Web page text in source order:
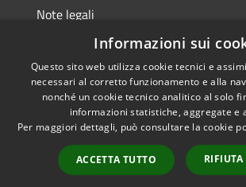
Note legali
Dichiarazione di accessibilità
RSS
Accessibilità
Copyright
Informazioni sui
Questo sito web utilizza cookie tecnici e
necessari al corretto funzionamento e alla
nonché un cookie tecnico analitico al solo
informazioni statistiche, aggregate e
Per maggiori dettagli, può consultare la cookie
ACCETTA TUTTO RIFIUTA